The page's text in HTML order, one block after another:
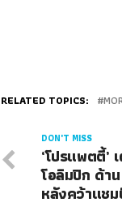
RELATED TOPICS:
DON'T MISS
‘โปรแพตตี้’
โอลิมปิก ด้าน
หลังคว้าแช